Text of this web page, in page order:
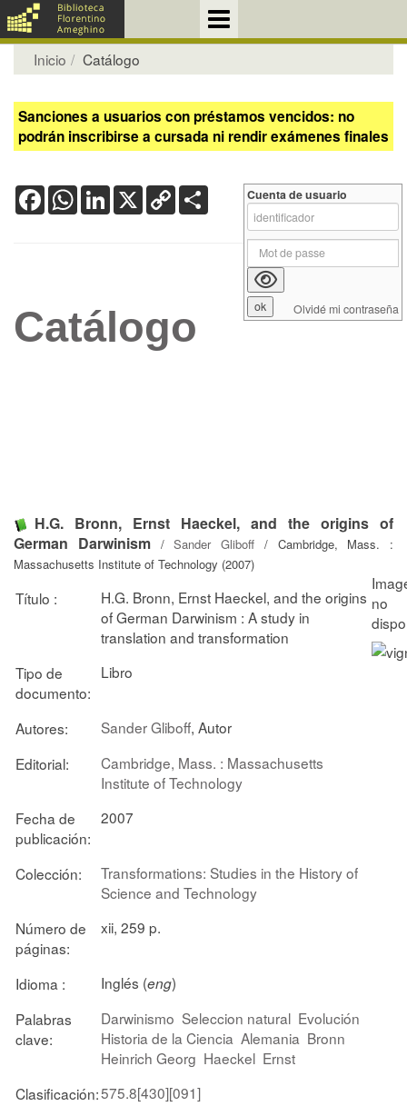
Inicio Catálogo
Sanciones a usuarios con préstamos vencidos: no
podrán inscribirse a cursada ni rendir exámenes finales
FacebookWhatsApp
LinkedIn
X Copy
Link
Catálogo
H.G. Bronn, Ernst Haeckel, and the origins of
German Darwinism/Sander Gliboff / Cambridge, Mass. :
Massachusetts Institute of Technology (2007)
Título :
H.G. Bronn, Ernst Haeckel, and the origins
of German Darwinism : A study in
translation and transformation
Tipo de
documento:
Libro
Autores: Sander Gliboff, Autor
Editorial:
Cambridge, Mass. : Massachusetts
Institute of Technology
Fecha de
publicación:
2007
Colección:
Transformations: Studies in the History of
Science and Technology
Número de
páginas:
xii, 259 p.
Idioma : Inglés (eng)
Palabras
clave:
Darwinismo Seleccion natural Evolución
Historia de la Ciencia Alemania Bronn
Heinrich Georg Haeckel Ernst
Clasificación:575.8[430][091]
Cuenta de usuario
Olvidé mi contraseña